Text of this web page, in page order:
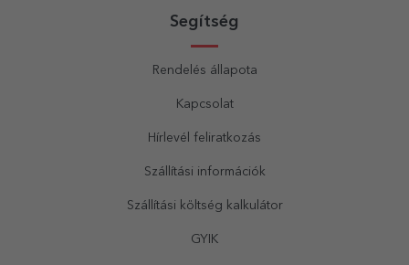
Segítség
Rendelés állapota
Kapcsolat
Hírlevél feliratkozás
Szállítási információk
Szállítási költség kalkulátor
GYIK